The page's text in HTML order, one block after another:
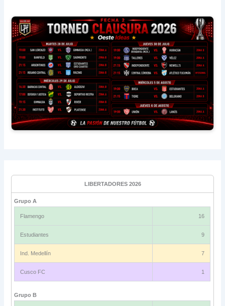
LIBERTADORES 2026
Grupo A
Flamengo 16
Estudiantes 9
Ind. Medellín 7
Cusco FC 1
Grupo B